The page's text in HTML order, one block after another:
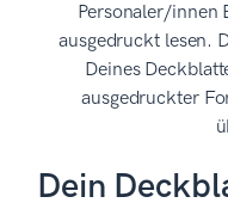
Personaler/innen
ausgedruckt lesen.
Deines
ausgedruckter
Dein